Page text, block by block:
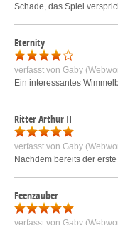
Schade, das Spiel
Eternity
verfasst von Gaby
Ein interessantes
Ritter Arthur II
verfasst von Gaby
Nachdem bereits der
Feenzauber
verfasst von Gaby